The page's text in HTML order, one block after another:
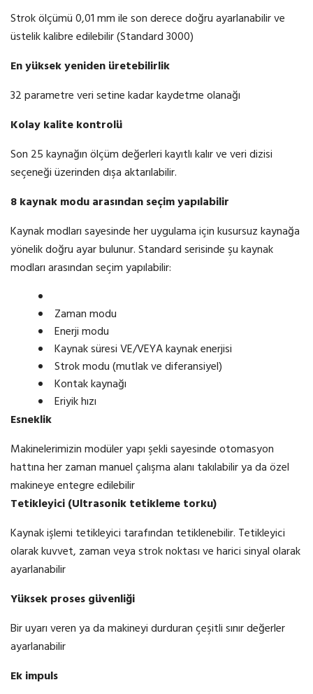
Strok ölçümü 0,01 mm ile son derece doğru ayarlanabilir ve
üstelik kalibre edilebilir (Standard 3000)
En yüksek yenidenüretebilirlik
32 parametre veri setine kadar kaydetme olanağı
Kolay kalite kontrolü
Son 25 kaynağın ölçüm değerleri kayıtlı kalır ve veri dizisi
seçeneği üzerinden dışa aktarılabilir.
8 kaynakmoduarasından seçim yapılabilir
Kaynak modları sayesinde her uygulama için kusursuz kaynağa
yönelik doğru ayar bulunur. Standard serisinde şu kaynak
modları arasından seçim yapılabilir:
Zaman modu
Enerji modu
Kaynak süresi VE/VEYA kaynak enerjisi
Strok modu (mutlak ve diferansiyel)
Kontak kaynağı
Eriyik hızı
Esneklik
Makinelerimizin modüler yapı şekli sayesinde otomasyon
hattına her zaman manuel çalışma alanı takılabilir ya da özel
makineye entegre edilebilir
Tetikleyici (Ultrasoniktetiklemetorku)
Kaynak işlemi tetikleyici tarafından tetiklenebilir. Tetikleyici
olarak kuvvet, zaman veya strok noktası ve harici sinyal olarak
ayarlanabilir
Yüksek proses güvenliği
Bir uyarı veren ya da makineyi durduran çeşitli sınır değerler
ayarlanabilir
Ekimpuls